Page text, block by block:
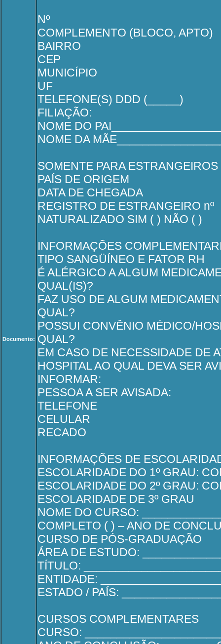
Documento:
Nº
COMPLEMENTO (BLOCO, APTO)
BAIRRO
CEP
MUNICÍPIO
UF
TELEFONE(S) DDD (_____)
FILIAÇÃO:
NOME DO
NOME DA
SOMENTE PARA
PAÍS DE ORIGEM
DATA DE CHEGADA
REGISTRO DE ESTRANGEIRO nº
NATURALIZADO SIM ( ) NÃO ( )
INFORMAÇÕES
TIPO SANGÜÍNEO E FATOR RH
É ALÉRGICO A ALGUM
QUAL(IS)?
FAZ USO DE ALGUM
QUAL?
POSSUI CONVÊNIO MÉDICO/
QUAL?
EM CASO DE NECESSIDADE DE
HOSPITAL AO QUAL DEVA SER
INFORMAR:
PESSOA A SER AVISADA:
TELEFONE
CELULAR
RECADO
INFORMAÇÕES DE
ESCOLARIDADE DO 1º GRAU:
ESCOLARIDADE DO 2º GRAU:
ESCOLARIDADE DE 3º GRAU
NOME DO CURSO:
COMPLETO ( ) – ANO DE
CURSO DE PÓS-GRADUAÇÃO
ÁREA DE ESTUDO:
TÍTULO:
ENTIDADE:
ESTADO / PAÍS:
CURSOS COMPLEMENTARES
CURSO: